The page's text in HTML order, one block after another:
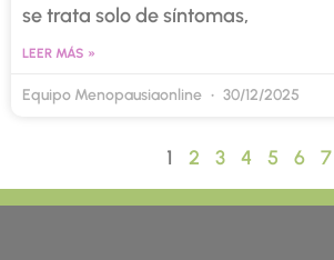
se trata solo de síntomas,
LEER MÁS »
Equipo Menopausiaonline 30/12/2025
1 2 3 4 5 6 7